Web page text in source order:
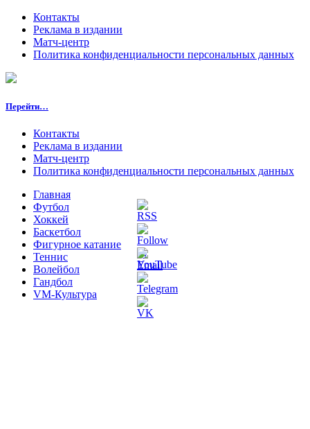
Контакты
Реклама в издании
Матч-центр
Политика конфиденциальности персональных данных
Перейти…
Контакты
Реклама в издании
Матч-центр
Политика конфиденциальности персональных данных
Главная
Футбол
Хоккей
Баскетбол
Фигурное катание
Теннис
Волейбол
Гандбол
VM-Культура